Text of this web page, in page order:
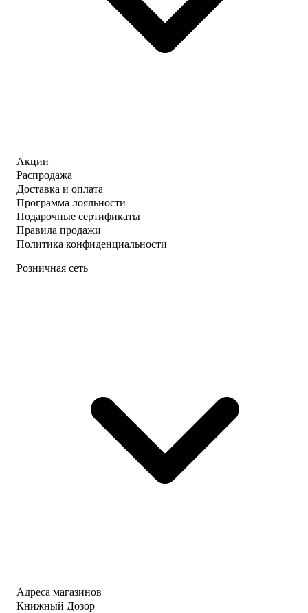
Акции
Распродажа
Доставка и оплата
Программа лояльности
Подарочные сертификаты
Правила продажи
Политика конфиденциальности
Розничная сеть
Адреса магазинов
Книжный Дозор